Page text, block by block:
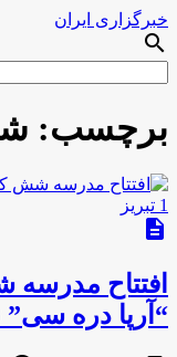
خبرگزاری ایران
search
برچسب:
description
افتتاح
“آرپا دره سی” ناحیه